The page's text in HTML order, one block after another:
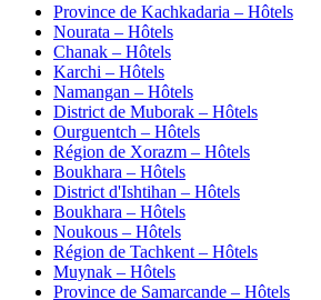
Province de Kachkadaria – Hôtels
Nourata – Hôtels
Chanak – Hôtels
Karchi – Hôtels
Namangan – Hôtels
District de Muborak – Hôtels
Ourguentch – Hôtels
Région de Xorazm – Hôtels
Boukhara – Hôtels
District d'Ishtihan – Hôtels
Boukhara – Hôtels
Noukous – Hôtels
Région de Tachkent – Hôtels
Muynak – Hôtels
Province de Samarcande – Hôtels